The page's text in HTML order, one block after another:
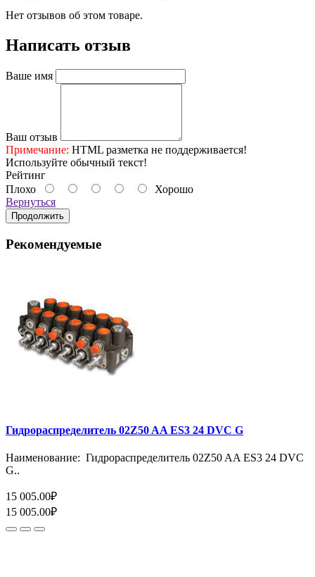
Нет отзывов об этом товаре.
Написать отзыв
Ваше имя
Ваш отзыв
Примечание: HTML разметка не поддерживается!
Используйте обычный текст!
Рейтинг
Плохо
Хорошо
Вернуться
Продолжить
Рекомендуемые
Гидрораспределитель 02Z50 AA ES3 24 DVC G
Наименование: Гидрораспределитель 02Z50 AA ES3 24 DVC
G..
15 005.00₽
15 005.00₽